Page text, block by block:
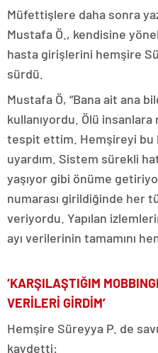
Müfettişlere daha sonra
Mustafa Ö., kendisine
hasta girişlerini hemşire
sürdü.
Mustafa Ö, “Bana ait ana
kullanıyordu. Ölü
tespit ettim. Hemşireyi bu
uyardım. Sistem sürekli
yaşıyor gibi önüme
numarası girildiğinde her
veriyordu. Yapılan
ayı verilerinin tamamını
‘KARŞILAŞTIĞIM
VERİLERİ GİRDİM’
Hemşire Süreyya P. de
kaydetti: